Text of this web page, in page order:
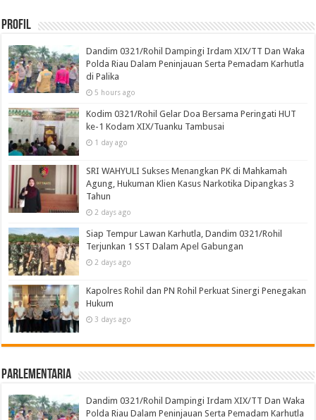
Profil
Dandim 0321/Rohil Dampingi Irdam XIX/TT Dan Waka
Polda Riau Dalam Peninjauan Serta Pemadam Karhutla
di Palika
5 hours ago
Kodim 0321/Rohil Gelar Doa Bersama Peringati HUT
ke-1 Kodam XIX/Tuanku Tambusai
1 day ago
SRI WAHYULI Sukses Menangkan PK di Mahkamah
Agung, Hukuman Klien Kasus Narkotika Dipangkas 3
Tahun
2 days ago
Siap Tempur Lawan Karhutla, Dandim 0321/Rohil
Terjunkan 1 SST Dalam Apel Gabungan
2 days ago
Kapolres Rohil dan PN Rohil Perkuat Sinergi Penegakan
Hukum
3 days ago
Parlementaria
Dandim 0321/Rohil Dampingi Irdam XIX/TT Dan Waka
Polda Riau Dalam Peninjauan Serta Pemadam Karhutla